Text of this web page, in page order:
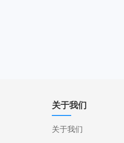
关于我们
关于我们